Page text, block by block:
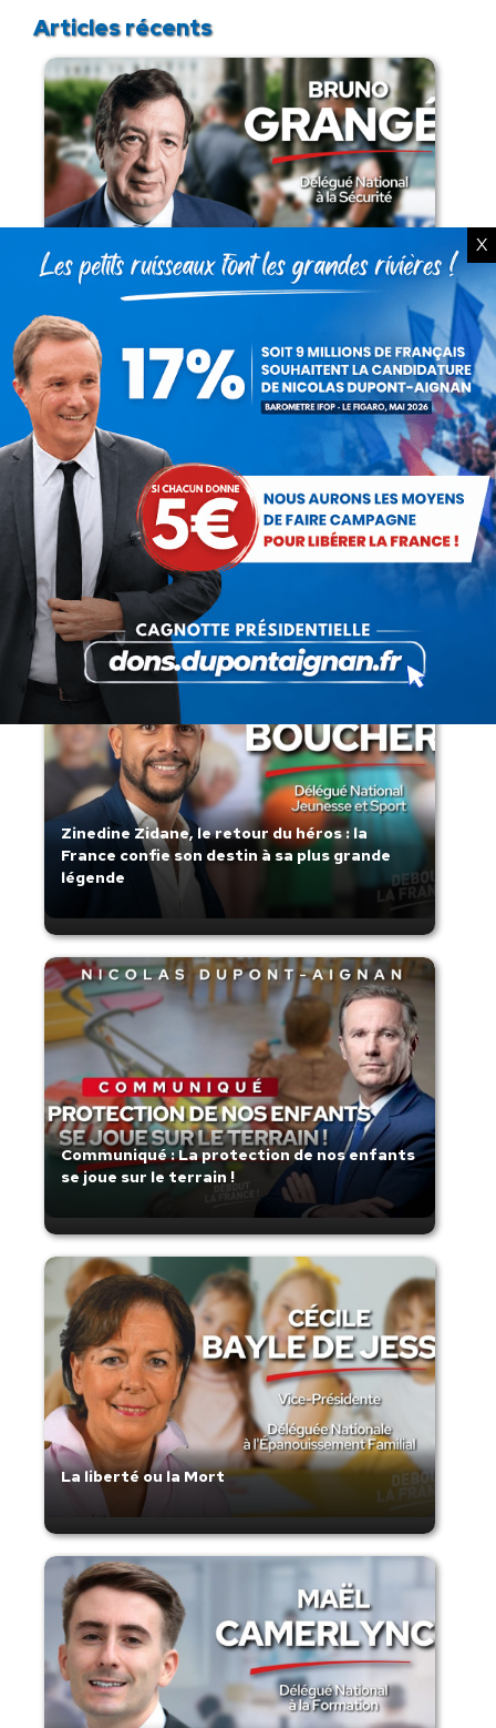
Articles récents
Présomption de légitimité de l’usage des
armes par les forces de l’ordre
Lorsque tout flambe et que l’État
s’affaisse.
Zinedine Zidane, le retour du héros : la
France confie son destin à sa plus grande
légende
Communiqué : La protection de nos enfants
se joue sur le terrain !
La liberté ou la Mort
X